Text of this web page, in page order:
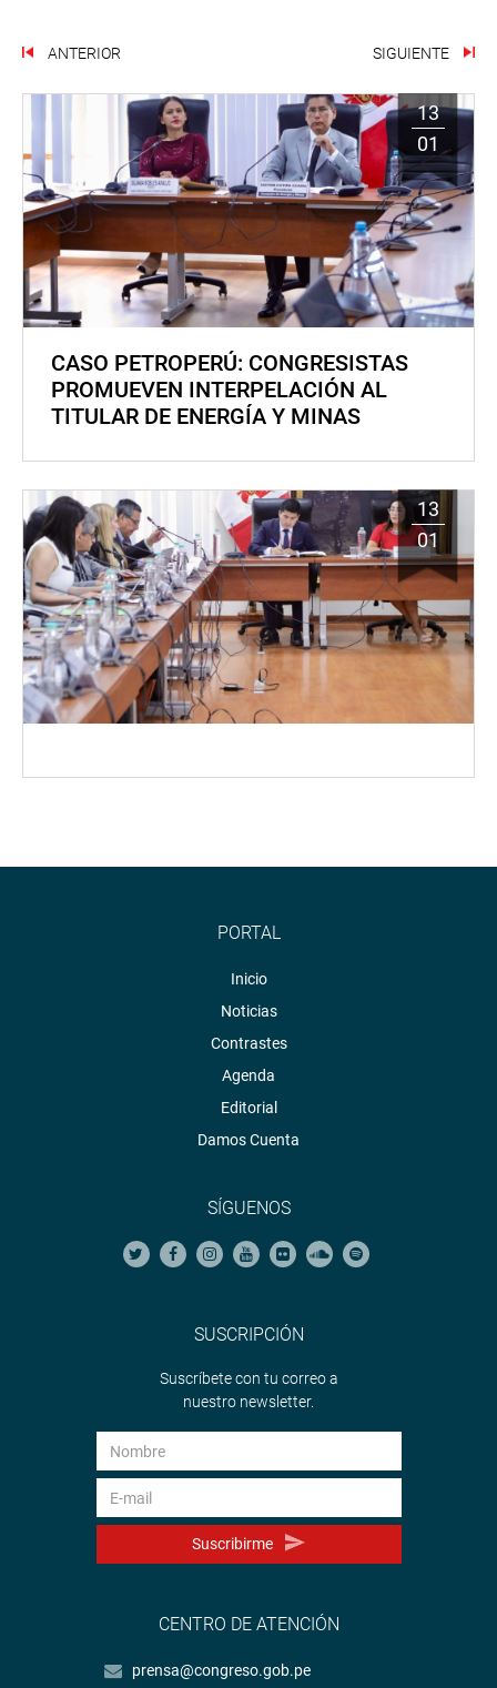
ANTERIOR SIGUIENTE
13
01
CASO PETROPERÚ: CONGRESISTAS
PROMUEVEN INTERPELACIÓN AL
TITULAR DE ENERGÍA Y MINAS
13
01
PORTAL
Inicio
Noticias
Contrastes
Agenda
Editorial
Damos Cuenta
SÍGUENOS
SUSCRIPCIÓN
Suscríbete con tu correo a
nuestro newsletter.
Suscribirme
CENTRO DE ATENCIÓN
prensa@congreso.gob.pe